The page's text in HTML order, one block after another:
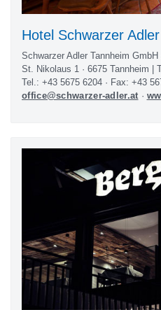
Hotel Schwarzer Adler
Schwarzer Adler Tannheim
St. Nikolaus 1 · 6675 Tannheim |
Tel.: +43 5675 6204 · Fax: +43
office@schwarzer-adler.at ·